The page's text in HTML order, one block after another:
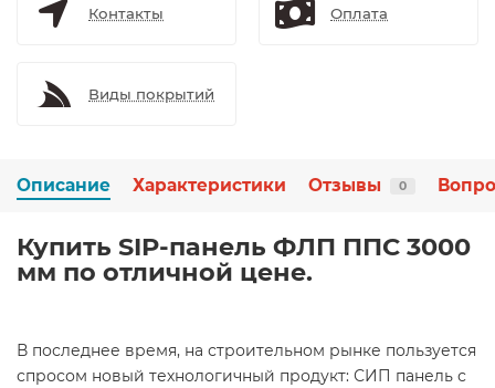
Контакты Оплата
Виды покрытий
Описание Характеристики Отзывы 0
Купить SIP-панель ФЛП ППС 3000
мм по отличной цене.
В последнее время, на строительном рынке пользуется
спросом новый технологичный продукт: СИП панель с